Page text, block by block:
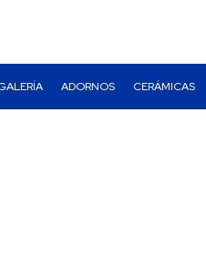
ADORNOS CERÁMICAS